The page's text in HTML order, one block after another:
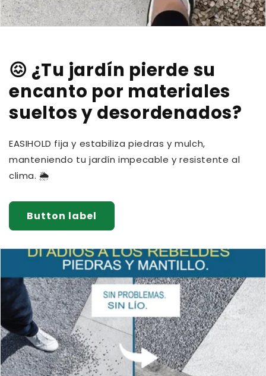
😖 ¿Tu jardín pierde su
encanto por materiales
sueltos y desordenados?
EASIHOLD fija y estabiliza piedras y mulch,
manteniendo tu jardín impecable y resistente al
clima. 🌦️
Button label